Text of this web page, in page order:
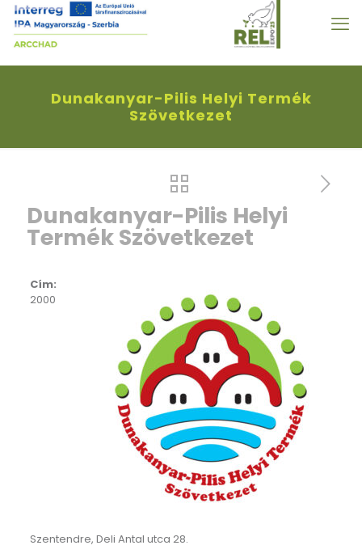
Dunakanyar-Pilis Helyi Termék
Szövetkezet
Dunakanyar-Pilis Helyi
Termék Szövetkezet
Cím:
2000
Szentendre, Deli Antal utca 28.